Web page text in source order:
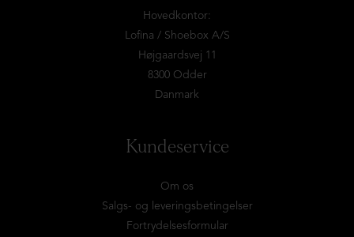
Hovedkontor:
Lofina / Shoebox A/S
Højgaardsvej 11
8300 Odder
Danmark
Kundeservice
Om os
Salgs- og leveringsbetingelser
Fortrydelsesformular